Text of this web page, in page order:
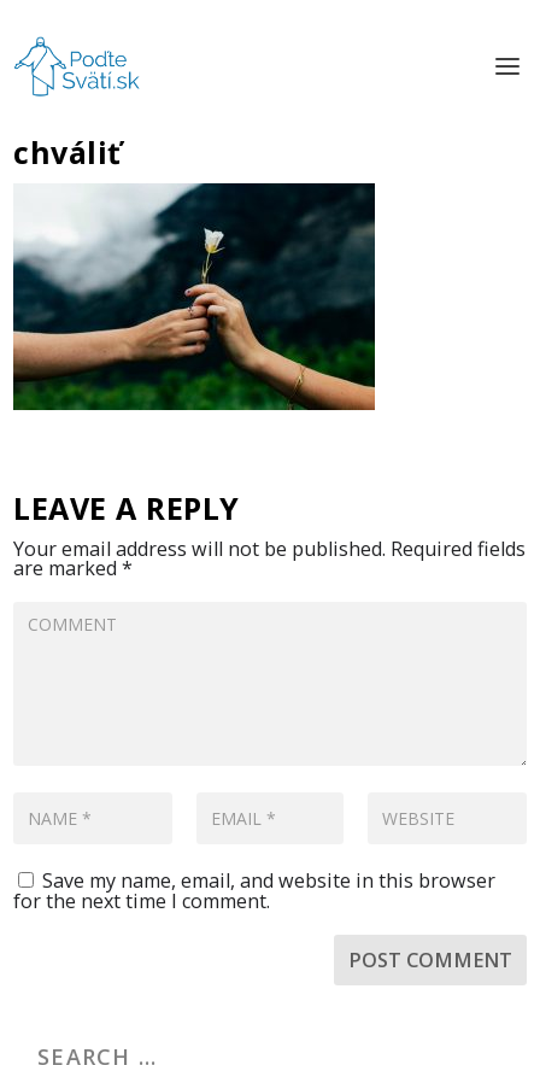
chváliť
LEAVE A REPLY
Your email address will not be published. Required fields
are marked*
Save my name, email, and website in this browser
for the next time I comment.